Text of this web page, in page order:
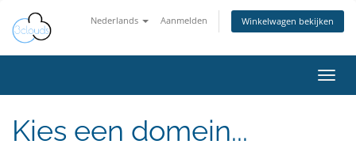
Nederlands Aanmelden Winkelwagen bekijken
in-/
Kies een domein...